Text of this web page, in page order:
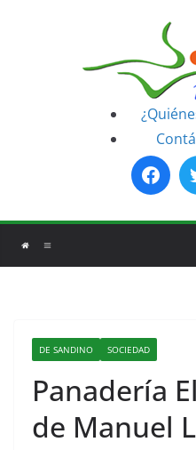
DE SANDINO SOCIEDAD
Panadería
de Manuel